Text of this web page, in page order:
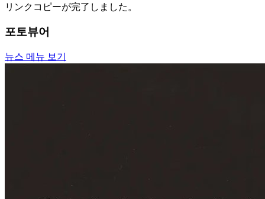
リンクコピーが完了しました。
포토뷰어
뉴스 메뉴 보기